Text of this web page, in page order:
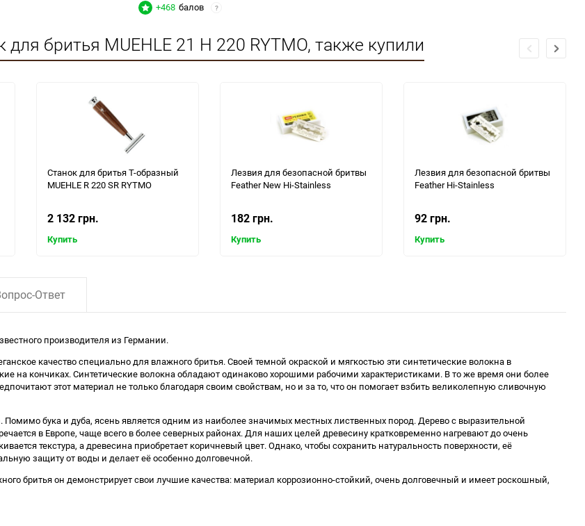
+468 балов ?
бритья MUEHLE 21 H 220 RYTMO, также купили
Станок для бритья Т-образный
MUEHLE R 220 SR RYTMO
2 132 грн.
Купить
Лезвия для безопасной бритвы
Feather New Hi-Stainless
182 грн.
Купить
Лезвия для безопасной бритвы
Feather Hi-Stainless
92 грн.
Купить
Ответ
производителя из Германии.
качество специально для влажного бритья. Своей темной окраской и мягкостью эти синтетические волокна в
на кончиках. Синтетические волокна обладают одинаково хорошими рабочими характеристиками. В то же время они более
этот материал не только благодаря своим свойствам, но и за то, что он помогает взбить великолепную сливочную
бука и дуба, ясень является одним из наиболее значимых местных лиственных пород. Дерево с выразительной
в Европе, чаще всего в более северных районах. Для наших целей древесину кратковременно нагревают до очень
текстура, а древесина приобретает коричневый цвет. Однако, чтобы сохранить натуральность поверхности, её
защиту от воды и делает её особенно долговечной.
бритья он демонстрирует свои лучшие качества: материал коррозионно-стойкий, очень долговечный и имеет роскошный,